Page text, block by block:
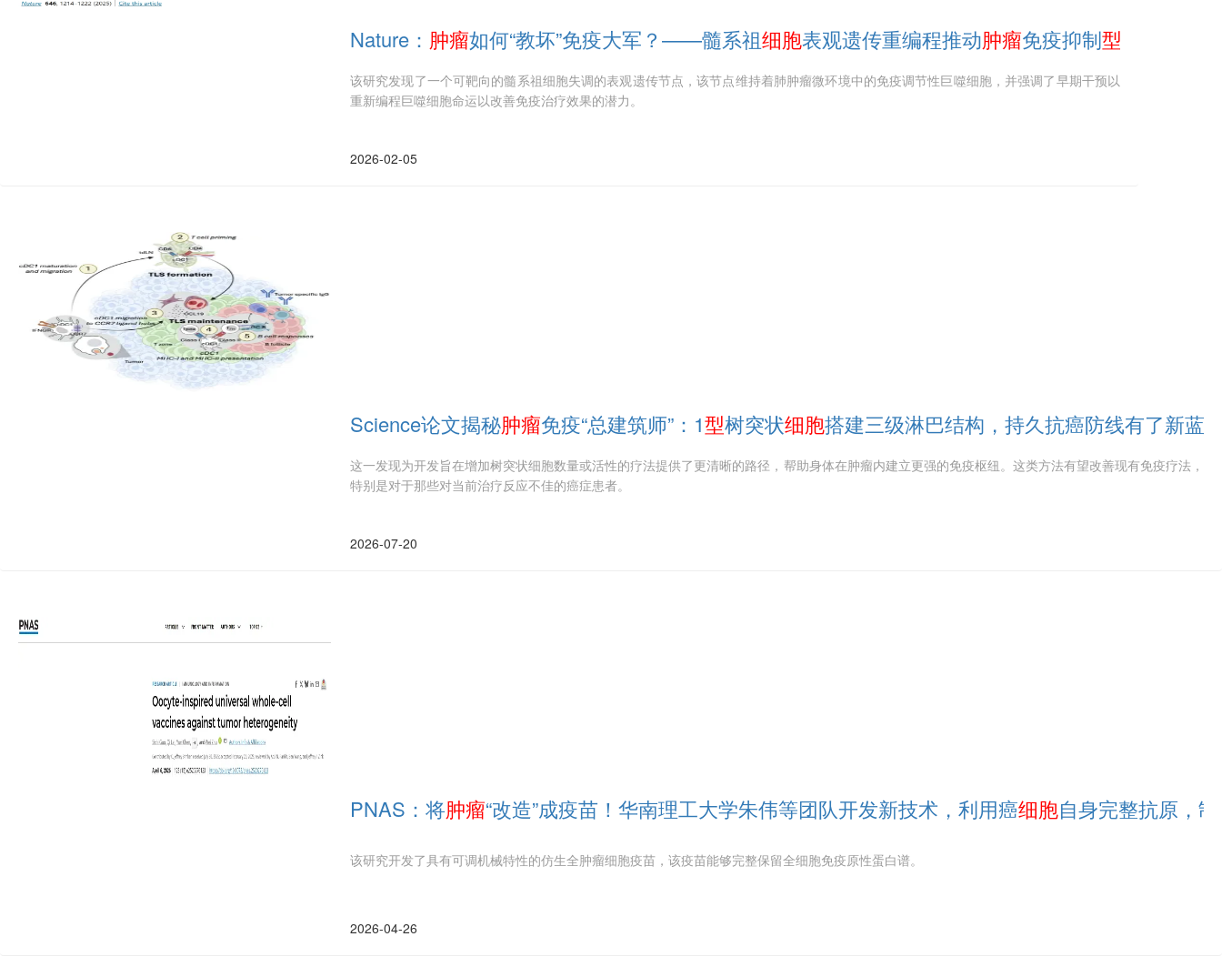
Nature： 肿瘤如何“教坏”免疫大军？——髓系祖细胞表观遗传重编程推动肿瘤免疫抑制型
该研究发现了一个可靶向的髓系祖细胞失调的表观遗传节点，该节点维持着肺肿瘤微环境中的免疫调节性巨噬细胞，并强调了早期干预以
重新编程巨噬细胞命运以改善免疫治疗效果的潜力。
2026-02-05
Science论文揭秘肿瘤免疫“总建筑师”：1型树突状细胞搭建三级淋巴结构，持久抗癌防线有了新蓝
这一发现为开发旨在增加树突状细胞数量或活性的疗法提供了更清晰的路径，帮助身体在肿瘤内建立更强的免疫枢纽。这类方法有望改善现有免疫疗法，
特别是对于那些对当前治疗反应不佳的癌症患者。
2026-07-20
PNAS：将肿瘤“改造”成疫苗！华南理工大学朱伟等团队开发新技术，利用癌细胞自身完整抗原，
该研究开发了具有可调机械特性的仿生全肿瘤细胞疫苗，该疫苗能够完整保留全细胞免疫原性蛋白谱。
2026-04-26